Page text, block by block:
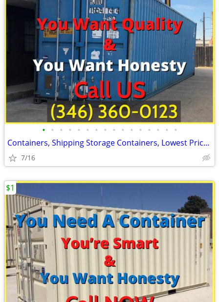
• • • • • • • • • • • • • • • •
Containers, Shipping Storage Containers, Lowest Price Now!
7/16
$1